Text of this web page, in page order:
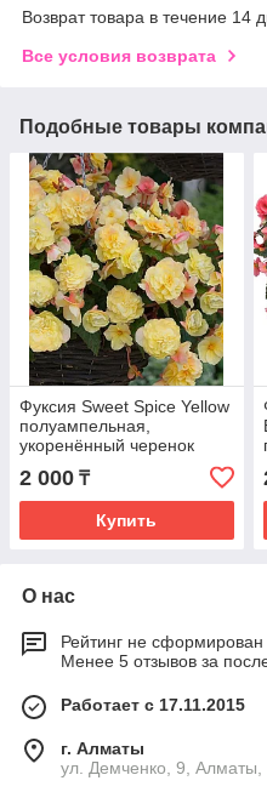
Возврат товара в течение 14
Все условия возврата
Подобные товары
Фуксия Sweet Spice Yellow
полуампельная,
укоренённый черенок
2 000 ₸
Купить
О нас
Рейтинг не сформирован
Менее 5 отзывов за
Работает с 17.11.2015
г. Алматы
ул. Демченко, 9, Алматы,